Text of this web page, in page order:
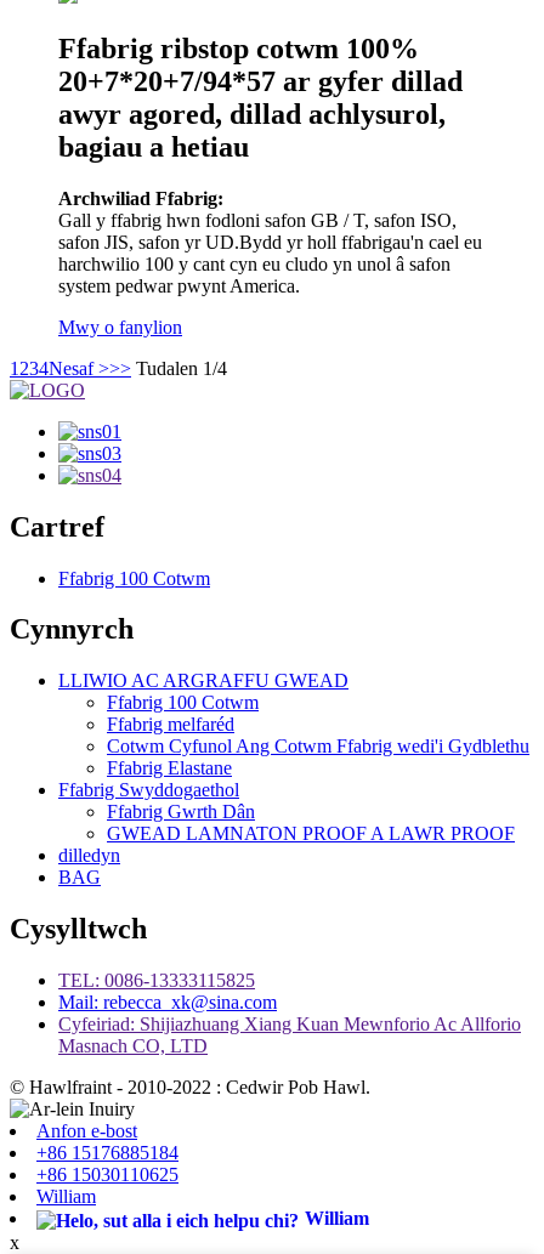
Ffabrig ribstop cotwm 100%
20+7*20+7/94*57 ar gyfer dillad
awyr agored, dillad achlysurol,
bagiau a hetiau
Archwiliad Ffabrig:
Gall y ffabrig hwn fodloni safon GB / T, safon ISO,
safon JIS, safon yr UD.Bydd yr holl ffabrigau'n cael eu
harchwilio 100 y cant cyn eu cludo yn unol â safon
system pedwar pwynt America.
Mwy o fanylion
1 234Nesaf >>> Tudalen 1/4
Cartref
Ffabrig 100 Cotwm
Cynnyrch
LLIWIO AC ARGRAFFU GWEAD
Ffabrig 100 Cotwm
Ffabrig melfaréd
Cotwm Cyfunol Ang Cotwm Ffabrig wedi'i Gydblethu
Ffabrig Elastane
Ffabrig Swyddogaethol
Ffabrig Gwrth Dân
GWEAD LAMNATON PROOF A LAWR PROOF
dilledyn
BAG
Cysylltwch
TEL: 0086-13333115825
Mail: rebecca_xk@sina.com
Cyfeiriad: Shijiazhuang Xiang Kuan Mewnforio Ac Allforio
Masnach CO, LTD
© Hawlfraint - 2010-2022 : Cedwir Pob Hawl.
Anfon e-bost
+86 15176885184
+86 15030110625
William
William
x